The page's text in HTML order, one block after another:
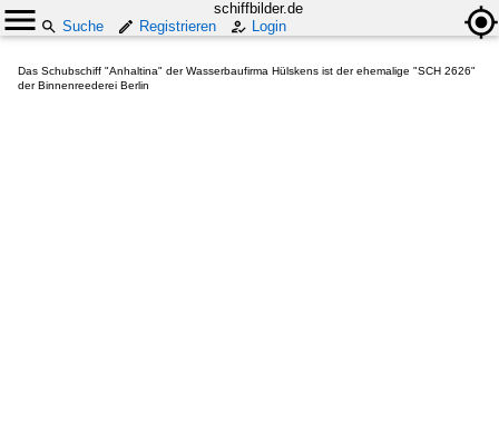
schiffbilder.de
Suche
Registrieren Login
Das Schubschiff "Anhaltina" der Wasserbaufirma Hülskens ist der ehemalige "SCH 2626"
der Binnenreederei Berlin